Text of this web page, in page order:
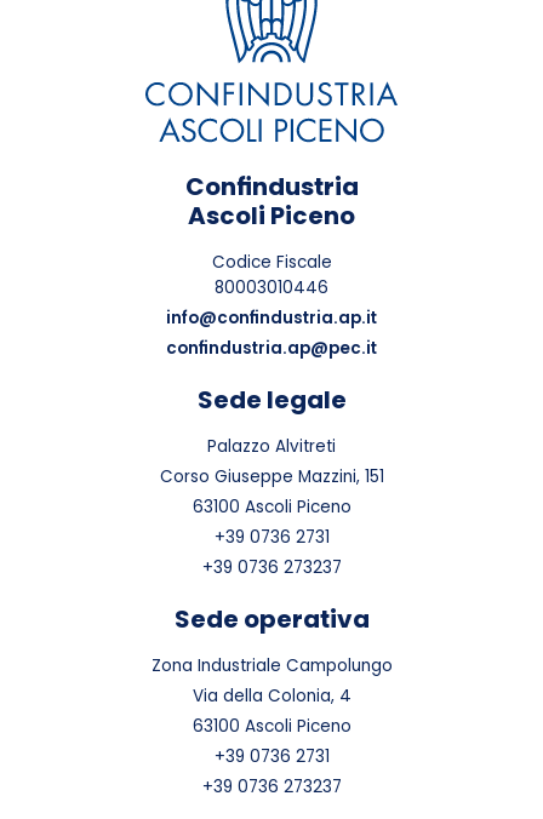
Confindustria
Ascoli Piceno
Codice Fiscale
80003010446
info@confindustria.ap.it
confindustria.ap@pec.it
Sede legale
Palazzo Alvitreti
Corso Giuseppe Mazzini, 151
63100 Ascoli Piceno
+39 0736 2731
+39 0736 273237
Sede operativa
Zona Industriale Campolungo
Via della Colonia, 4
63100 Ascoli Piceno
+39 0736 2731
+39 0736 273237